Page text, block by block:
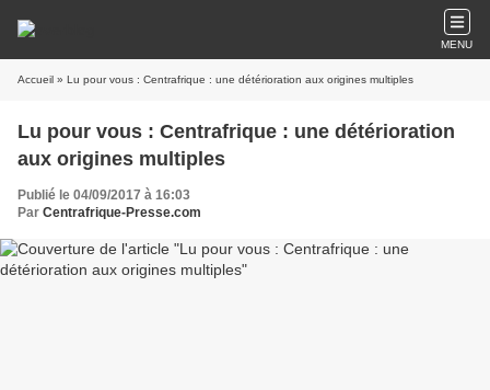
MENU
Accueil » Lu pour vous : Centrafrique : une détérioration aux origines multiples
Lu pour vous : Centrafrique : une détérioration
aux origines multiples
Publié le 04/09/2017 à 16:03
Par Centrafrique-Presse.com